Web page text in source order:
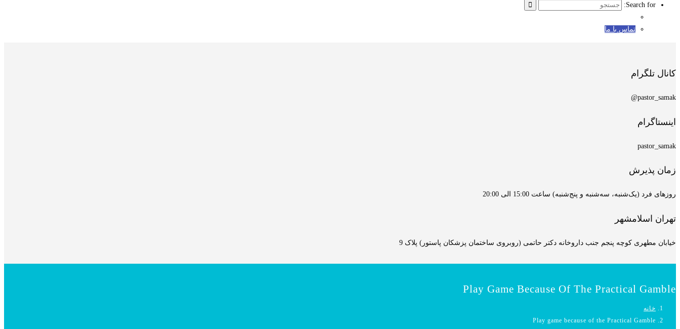
Search for:
تماس با ما
کانال تلگرام
pastor_samak@
اینستاگرام
pastor_samak
زمان پذیرش
روزهای فرد (یک‌شنبه، سه‌شنبه و پنج‌شنبه) ساعت 15:00 الی 20:00
تهران اسلامشهر
خیابان مطهری کوچه پنجم جنب داروخانه دکتر حاتمی (روبروی ساختمان پزشکان پاستور) پلاک 9
Play Game Because Of The Practical Gamble
خانه
Play game because of the Practical Gamble